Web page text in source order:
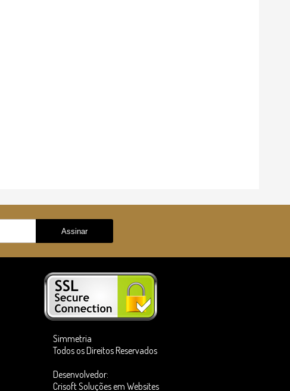
Simmetria
Todos os Direitos Reservados
Desenvolvedor:
Crisoft Soluções em Websites